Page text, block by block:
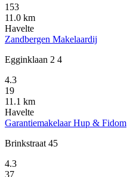
153
11.0 km
Havelte
Zandbergen Makelaardij
Egginklaan 2 4
4.3
19
11.1 km
Havelte
Garantiemakelaar Hup & Fidom
Brinkstraat 45
4.3
37